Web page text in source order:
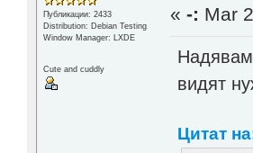
Публикации: 2433
Distribution: Debian Testing
Window Manager: LXDE
Cute and cuddly
«-: Mar
Надявам
видят
Цитат